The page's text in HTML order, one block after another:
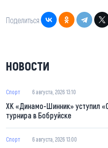
Поделиться:
НОВОСТИ
Спорт 6 августа, 2026 13:10
ХК «Динамо-Шинник» уступил
турнира в Бобруйске
Спорт 6 августа, 2026 13:00